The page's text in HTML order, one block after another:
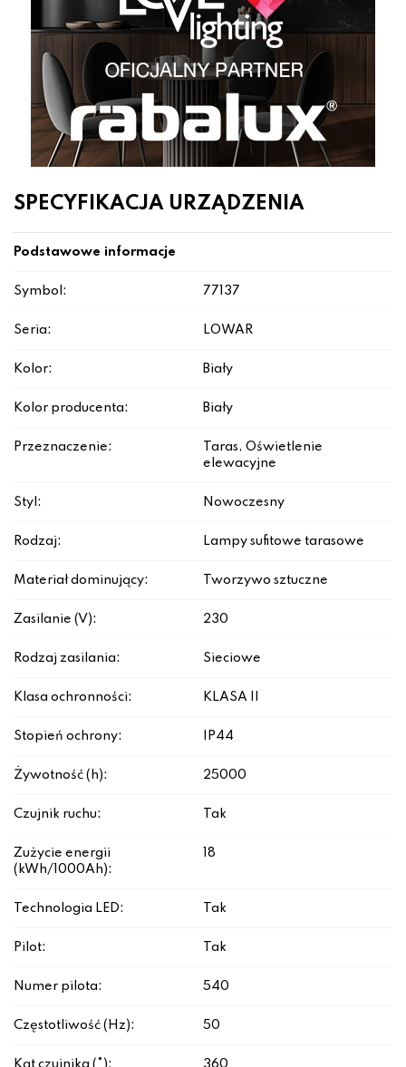
SPECYFIKACJA URZĄDZENIA
Podstawowe informacje
Symbol: 77137
Seria: LOWAR
Kolor: Biały
Kolor producenta: Biały
Przeznaczenie:
Taras, Oświetlenie
elewacyjne
Styl: Nowoczesny
Rodzaj: Lampy sufitowe tarasowe
Materiał dominujący: Tworzywo sztuczne
Zasilanie (V): 230
Rodzaj zasilania: Sieciowe
Klasa ochronności: KLASA II
Stopień ochrony: IP44
Żywotność (h): 25000
Czujnik ruchu: Tak
Zużycie energii
(kWh/1000Ah):
18
Technologia LED: Tak
Pilot: Tak
Numer pilota: 540
Częstotliwość (Hz): 50